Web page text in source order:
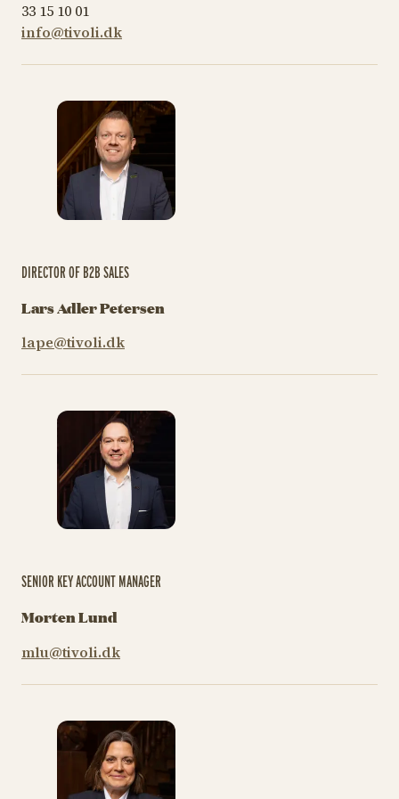
33 15 10 01
info@tivoli.dk
DIRECTOR OF B2B SALES
Lars Adler Petersen
lape@tivoli.dk
SENIOR KEY ACCOUNT MANAGER
Morten Lund
mlu@tivoli.dk